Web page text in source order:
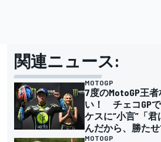
関連ニュース:
MOTOGP
7度のMotoGP王
い！ チェコGP
ケスに“小言”「
んだから、勝たせ
MOTOGP